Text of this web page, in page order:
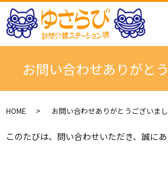
お問い合わせありがと
HOME お問い合わせありがとうございま
このたびは、問い合わせいただき、誠に